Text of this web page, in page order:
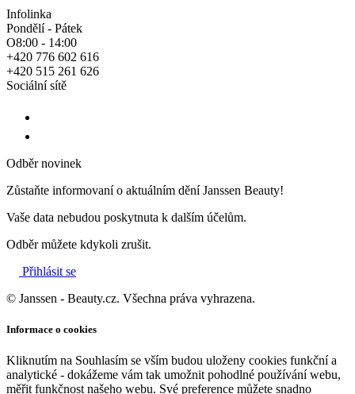
Infolinka
Pondělí - Pátek
O8:00 - 14:00
+420 776 602 616
+420 515 261 626
Sociální sítě
Odběr novinek
Zůstaňte informovaní o aktuálním dění Janssen Beauty!
Vaše data nebudou poskytnuta k dalším účelům.
Odběr můžete kdykoli zrušit.
Přihlásit se
© Janssen - Beauty.cz. Všechna práva vyhrazena.
Informace o cookies
Kliknutím na Souhlasím se vším budou uloženy cookies funkční a
analytické - dokážeme vám tak umožnit pohodlné používání webu,
měřit funkčnost našeho webu. Své preference můžete snadno